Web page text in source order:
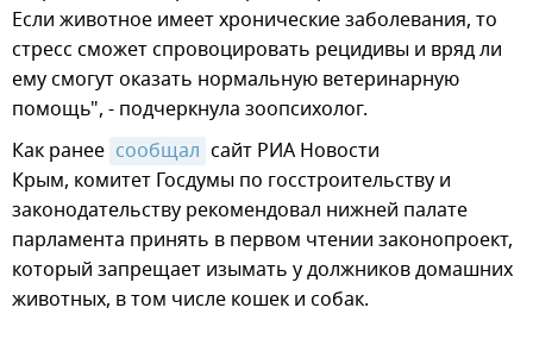
Если животное имеет хронические заболевания, то
стресс сможет спровоцировать рецидивы и вряд ли
ему смогут оказать нормальную ветеринарную
помощь", - подчеркнула зоопсихолог.
Как ранее сообщал сайт РИА Новости
Крым, комитет Госдумы по госстроительству и
законодательству рекомендовал нижней палате
парламента принять в первом чтении законопроект,
который запрещает изымать у должников домашних
животных, в том числе кошек и собак.